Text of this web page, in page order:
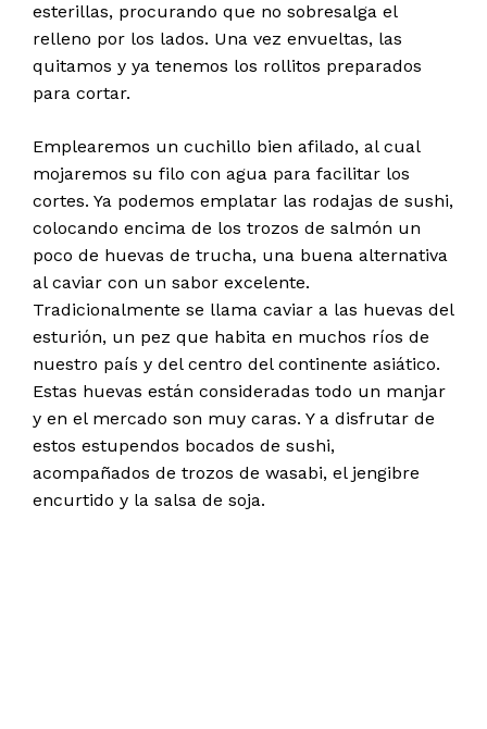
esterillas, procurando que no sobresalga el
relleno por los lados. Una vez envueltas, las
quitamos y ya tenemos los rollitos preparados
para cortar.
Emplearemos un cuchillo bien afilado, al cual
mojaremos su filo con agua para facilitar los
cortes. Ya podemos emplatar las rodajas de sushi,
colocando encima de los trozos de salmón un
poco de huevas de trucha, una buena alternativa
al caviar con un sabor excelente.
Tradicionalmente se llama caviar a las huevas del
esturión, un pez que habita en muchos ríos de
nuestro país y del centro del continente asiático.
Estas huevas están consideradas todo un manjar
y en el mercado son muy caras. Y a disfrutar de
estos estupendos bocados de sushi,
acompañados de trozos de wasabi, el jengibre
encurtido y la salsa de soja.